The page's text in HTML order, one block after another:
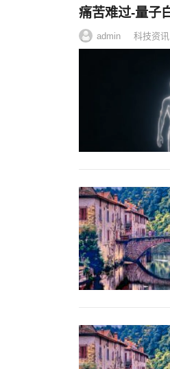
痛苦难过-量子
admin 科技资讯